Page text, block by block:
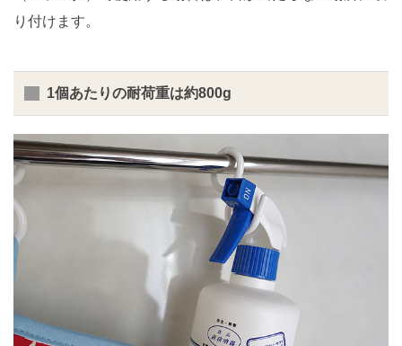
り付けます。
1個あたりの耐荷重は約800g